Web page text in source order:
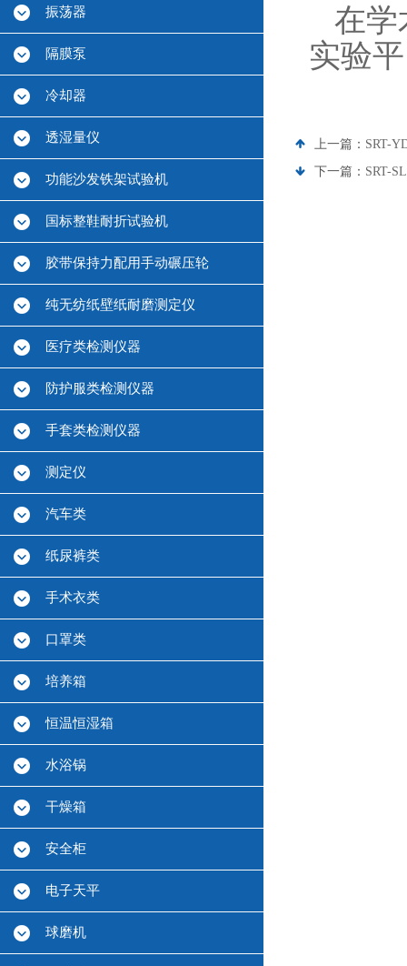
振荡器
隔膜泵
冷却器
透湿量仪
功能沙发铁架试验机
国标整鞋耐折试验机
胶带保持力配用手动碾压轮
纯无纺纸壁纸耐磨测定仪
医疗类检测仪器
防护服类检测仪器
手套类检测仪器
测定仪
汽车类
纸尿裤类
手术衣类
口罩类
培养箱
恒温恒湿箱
水浴锅
干燥箱
安全柜
电子天平
球磨机
在学
实验
上一篇： SRT-
下一篇： SRT-